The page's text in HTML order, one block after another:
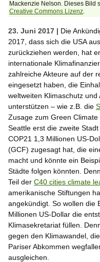
Mackenzie Nelson. Dieses Bild
Creative Commons Lizenz.
23. Juni 2017 | Die
2017, dass sich die USA
zurückziehen werden, hat
internationale
zahlreiche Akteure auf der
eingesetzt haben, die
weltweiten Klimaschutz
unterstützen – wie z.B. die
Zusage zum Green
Seattle erst die zweite
COP21 1,3 Millionen US-
(GCF) zugesagt hat, die
macht und könnte ein
Städte folgen könnten.
Teil der C40 cities climate
amerikanische Stiftungen
angekündigt. So wollen die
Millionen US-Dollar die
Klimasekretariat füllen.
gegen den Klimawandel,
Pariser Abkommen
ausgleichen.